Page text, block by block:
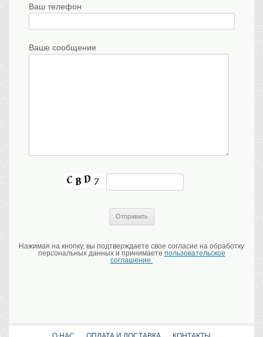
Ваш телефон
Ваше сообщение
Нажимая на кнопку, вы подтверждаете свое согласие на обработку
персональных данных и принимаете пользовательское
соглашение.